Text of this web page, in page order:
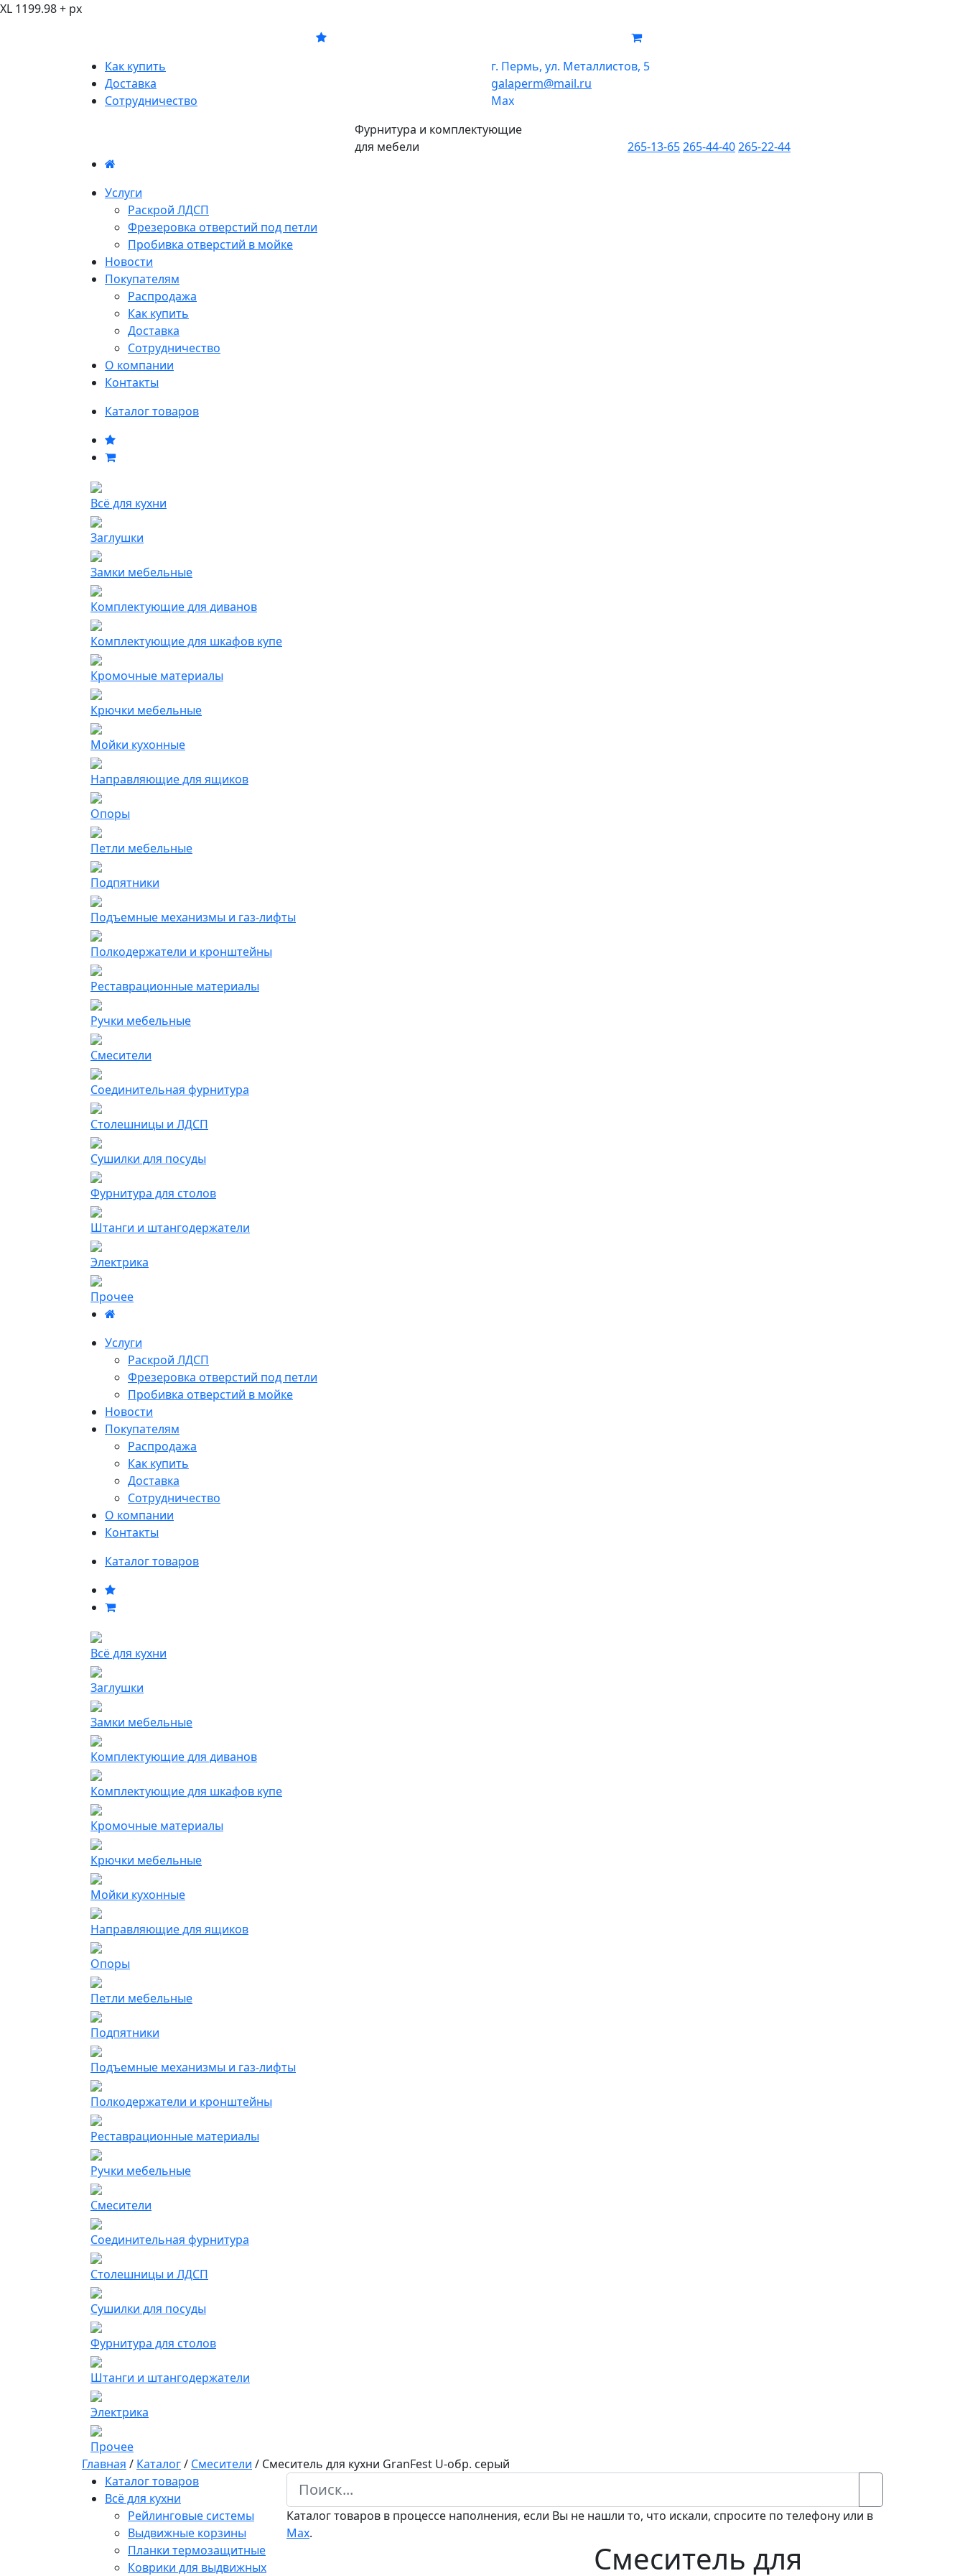
XL 1199.98 + px
Как купить
Доставка
Сотрудничество
г. Пермь, ул. Металлистов, 5
galaperm@mail.ru
Мах
Фурнитура и комплектующие
для мебели
265-13-65265-44-40265-22-44
Услуги
Раскрой ЛДСП
Фрезеровка отверстий под петли
Пробивка отверстий в мойке
Новости
Покупателям
Распродажа
Как купить
Доставка
Сотрудничество
О компании
Контакты
Каталог товаров
Всё для кухни
Заглушки
Замки мебельные
Комплектующие для диванов
Комплектующие для шкафов купе
Кромочные материалы
Крючки мебельные
Мойки кухонные
Направляющие для ящиков
Опоры
Петли мебельные
Подпятники
Подъемные механизмы и газ-лифты
Полкодержатели и кронштейны
Реставрационные материалы
Ручки мебельные
Смесители
Соединительная фурнитура
Столешницы и ЛДСП
Сушилки для посуды
Фурнитура для столов
Штанги и штангодержатели
Электрика
Прочее
Услуги
Раскрой ЛДСП
Фрезеровка отверстий под петли
Пробивка отверстий в мойке
Новости
Покупателям
Распродажа
Как купить
Доставка
Сотрудничество
О компании
Контакты
Каталог товаров
Всё для кухни
Заглушки
Замки мебельные
Комплектующие для диванов
Комплектующие для шкафов купе
Кромочные материалы
Крючки мебельные
Мойки кухонные
Направляющие для ящиков
Опоры
Петли мебельные
Подпятники
Подъемные механизмы и газ-лифты
Полкодержатели и кронштейны
Реставрационные материалы
Ручки мебельные
Смесители
Соединительная фурнитура
Столешницы и ЛДСП
Сушилки для посуды
Фурнитура для столов
Штанги и штангодержатели
Электрика
Прочее
Главная / Каталог/ Смесители / Смеситель для кухни GranFest U-обр. серый
Каталог товаров
Всё для кухни
Рейлинговые системы
Выдвижные корзины
Планки термозащитные
Коврики для выдвижных
Каталог товаров в процессе наполнения, если Вы не нашли то, что искали, спросите по телефону или в
Мах.
Смеситель для